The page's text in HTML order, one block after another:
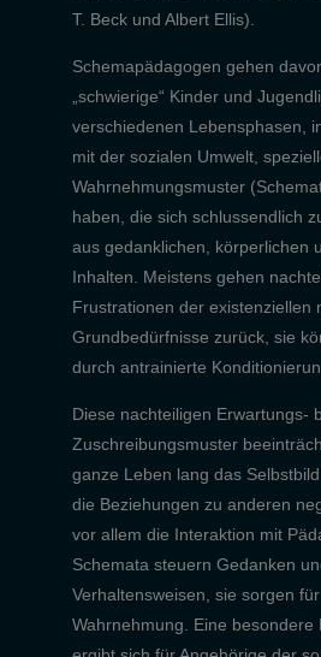
T. Beck und Albert Ellis).
Schemapädagogen gehen
„schwierige“ Kinder und
verschiedenen Lebensphasen,
mit der sozialen Umwelt,
Wahrnehmungsmuster
haben, die sich schlussendlich
aus gedanklichen, körperlichen
Inhalten. Meistens gehen
Frustrationen der existenziellen
Grundbedürfnisse zurück, sie
durch antrainierte
Diese nachteiligen Erwartungs-
Zuschreibungsmuster
ganze Leben lang das
die Beziehungen zu anderen
vor allem die Interaktion mit
Schemata steuern Gedanken
Verhaltensweisen, sie sorgen
Wahrnehmung. Eine besondere